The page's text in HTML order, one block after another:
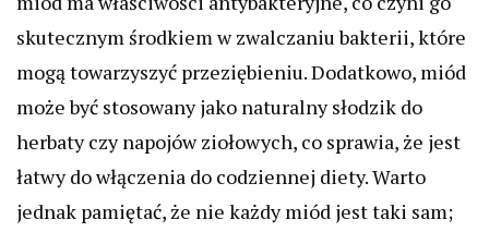
skutecznym środkiem w zwalczaniu bakterii, które
mogą towarzyszyć przeziębieniu. Dodatkowo, miód
może być stosowany jako naturalny słodzik do
herbaty czy napojów ziołowych, co sprawia, że jest
łatwy do włączenia do codziennej diety. Warto
jednak pamiętać, że nie każdy miód jest taki sam;